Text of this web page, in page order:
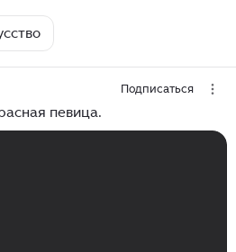
Подписаться
певица.